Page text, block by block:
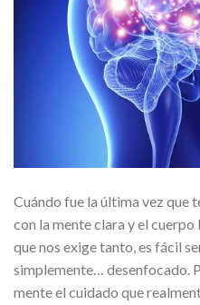
Cuándo fue la última vez que
con la mente clara y el cuerpo
que nos exige tanto, es fácil
simplemente… desenfocado.
mente el cuidado que